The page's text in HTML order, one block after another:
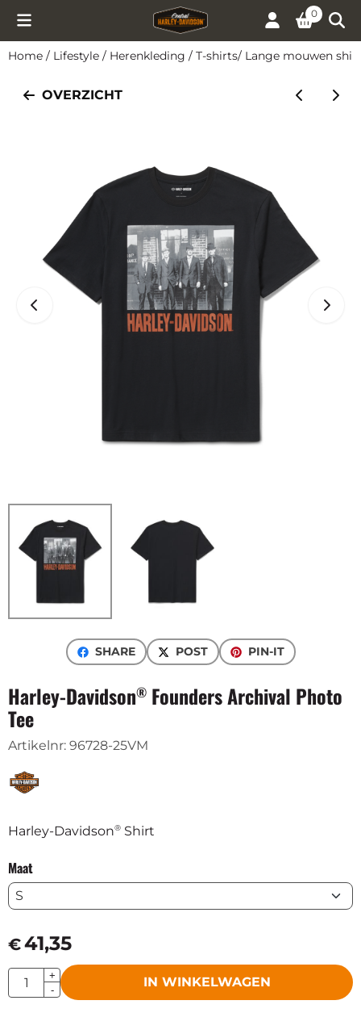
Cookievoorkeuren zijn momenteel gesloten. 0
Home / Lifestyle / Herenkleding / T-shirts/ Lange mouwen
OVERZICHT
SHARE POST PIN-IT
Harley-Davidson® Founders Archival Photo
Tee
Artikelnr: 96728-25VM
Harley-Davidson® Shirt
Maat
€41,35
Aantal
+
-
IN WINKELWAGEN